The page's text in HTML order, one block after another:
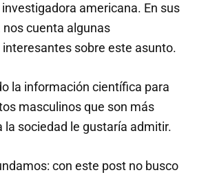
americana. En sus
cuenta algunas
sobre este asunto.
la información científica para
masculinos que son más
la sociedad le gustaría admitir.
con este post no busco